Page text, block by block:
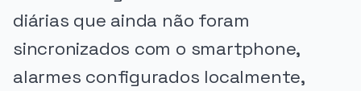
diárias que ainda não foram
sincronizados com o smartphone,
alarmes configurados localmente,